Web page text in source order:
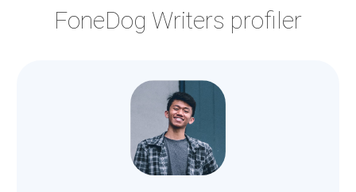
FoneDog Writers profiler